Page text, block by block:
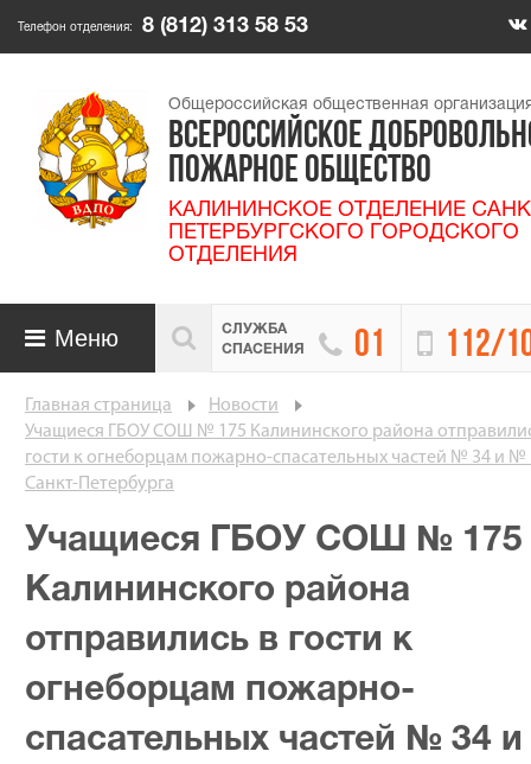
Телефон отделения: 8 (812) 313 58 53
Общероссийская общественная
ВСЕРОССИЙСКОЕ
ПОЖАРНОЕ ОБЩЕСТВО
КАЛИНИНСКОЕ ОТДЕЛЕНИЕ
ПЕТЕРБУРГСКОГО ГОРОДСКОГО
ОТДЕЛЕНИЯ

СЛУЖБА
СПАСЕНИЯ
 01  112/
 Меню
Главная страница
Новости
Учащиеся ГБОУ СОШ № 175 Калининского района
гости к огнеборцам пожарно-спасательных частей № 34 и №
Санкт-Петербурга
Учащиеся ГБОУ СОШ № 175
Калининского района
отправились в гости к
огнеборцам пожарно-
спасательных частей № 34 и